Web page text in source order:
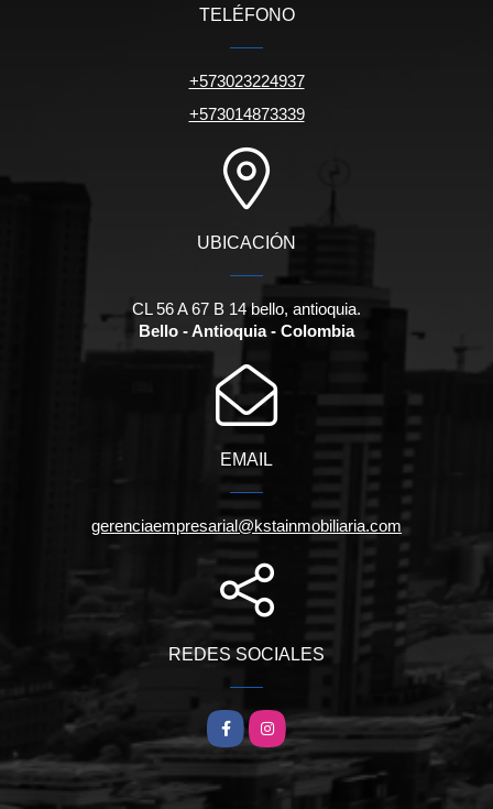
TELÉFONO
+573023224937
+573014873339
UBICACIÓN
CL 56 A 67 B 14 bello, antioquia.
Bello - Antioquia - Colombia
EMAIL
gerenciaempresarial@kstainmobiliaria.com
REDES SOCIALES
FacebookInstagram